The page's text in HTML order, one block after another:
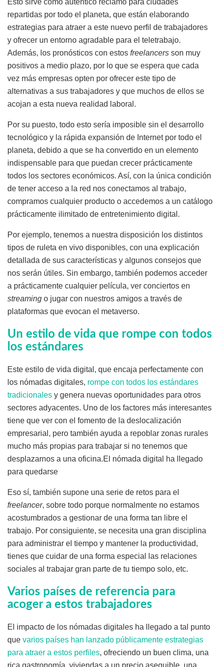
Esto sirve como auténtico reclamo para ciudades
repartidas por todo el planeta, que están elaborando
estrategias para atraer a este nuevo perfil de trabajadores
y ofrecer un entorno agradable para el teletrabajo.
Además, los pronósticos con estos freelancers son muy
positivos a medio plazo, por lo que se espera que cada
vez más empresas opten por ofrecer este tipo de
alternativas a sus trabajadores y que muchos de ellos se
acojan a esta nueva realidad laboral.
Por su puesto, todo esto sería imposible sin el desarrollo
tecnológico y la rápida expansión de Internet por todo el
planeta, debido a que se ha convertido en un elemento
indispensable para que puedan crecer prácticamente
todos los sectores económicos. Así, con la única condición
de tener acceso a la red nos conectamos al trabajo,
compramos cualquier producto o accedemos a un catálogo
prácticamente ilimitado de entretenimiento digital.
Por ejemplo, tenemos a nuestra disposición los distintos
tipos de ruleta en vivo disponibles, con una explicación
detallada de sus características y algunos consejos que
nos serán útiles. Sin embargo, también podemos acceder
a prácticamente cualquier película, ver conciertos en
streaming o jugar con nuestros amigos a través de
plataformas que evocan el metaverso.
Un estilo de vida que rompe con todos
los estándares
Este estilo de vida digital, que encaja perfectamente con
los nómadas digitales, rompe con todos los estándares
tradicionales y genera nuevas oportunidades para otros
sectores adyacentes. Uno de los factores más interesantes
tiene que ver con el fomento de la deslocalización
empresarial, pero también ayuda a repoblar zonas rurales
mucho más propias para trabajar si no tenemos que
desplazarnos a una oficina.El nómada digital ha llegado
para quedarse
Eso sí, también supone una serie de retos para el
freelancer, sobre todo porque normalmente no estamos
acostumbrados a gestionar de una forma tan libre el
trabajo. Por consiguiente, se necesita una gran disciplina
para administrar el tiempo y mantener la productividad,
tienes que cuidar de una forma especial las relaciones
sociales al trabajar gran parte de tu tiempo solo, etc.
Varios países de referencia para
acoger a estos trabajadores
El impacto de los nómadas digitales ha llegado a tal punto
que varios países han lanzado públicamente estrategias
para atraer a estos perfiles, ofreciendo un buen clima, una
rica gastronomía, viviendas a un precio asequible, una